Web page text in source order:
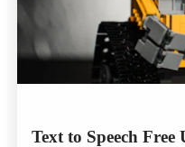
Text to Speech